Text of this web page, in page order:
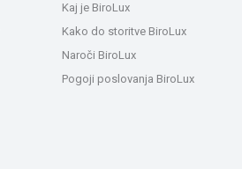
Kaj je BiroLux
Kako do storitve BiroLux
Naroči BiroLux
Pogoji poslovanja BiroLux